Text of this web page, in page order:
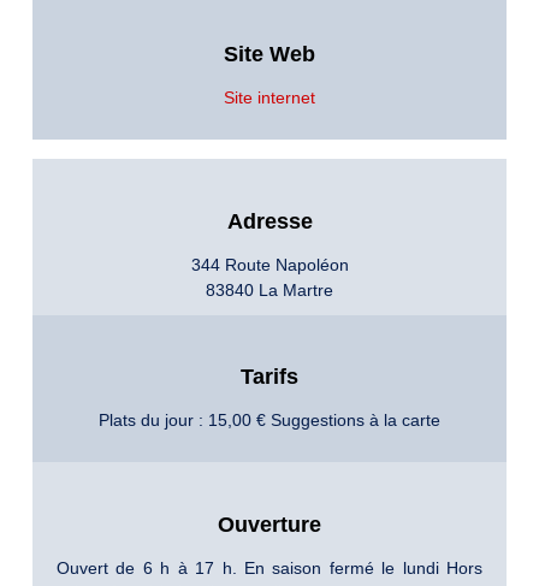
Site Web
Site internet
Adresse
344 Route Napoléon
83840 La Martre
Tarifs
Plats du jour : 15,00 € Suggestions à la carte
Ouverture
Ouvert de 6 h à 17 h. En saison fermé le lundi Hors